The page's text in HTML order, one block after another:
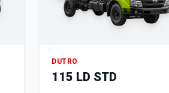
DUTRO
115 LD STD